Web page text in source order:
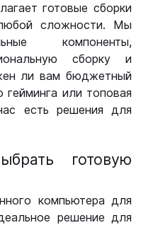
готовые сборки
сложности. Мы
компоненты,
сборку и
ли вам бюджетный
гейминга или топовая
есть решения для
готовую
компьютера для
решение для